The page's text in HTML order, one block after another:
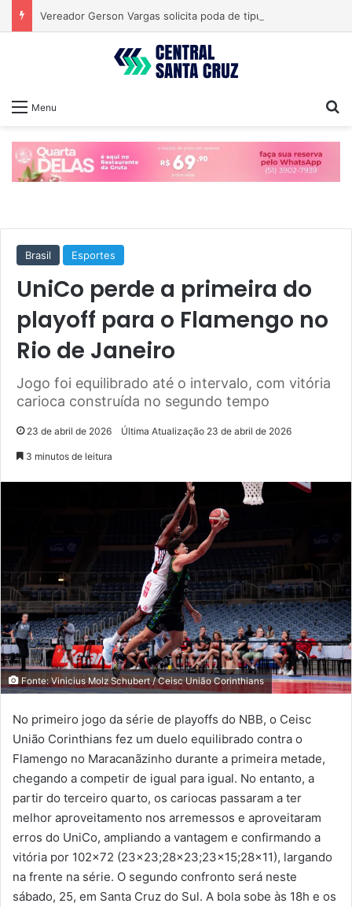
Menu
Brasil Esportes
UniCo perde a primeira do
playoff para o Flamengo no
Rio de Janeiro
Jogo foi equilibrado até o intervalo, com vitória
carioca construída no segundo tempo
23 de abril de 2026 Última Atualização 23 de abril de 2026
3 minutos de leitura
Fonte: Vinicius Molz Schubert / Ceisc União Corinthians
No primeiro jogo da série de playoffs do NBB, o Ceisc
União Corinthians fez um duelo equilibrado contra o
Flamengo no Maracanãzinho durante a primeira metade,
chegando a competir de igual para igual. No entanto, a
partir do terceiro quarto, os cariocas passaram a ter
melhor aproveitamento nos arremessos e aproveitaram
erros do UniCo, ampliando a vantagem e confirmando a
vitória por 102×72 (23×23;28×23;23×15;28×11), largando
na frente na série. O segundo confronto será neste
sábado, 25, em Santa Cruz do Sul. A bola sobe às 18h e os